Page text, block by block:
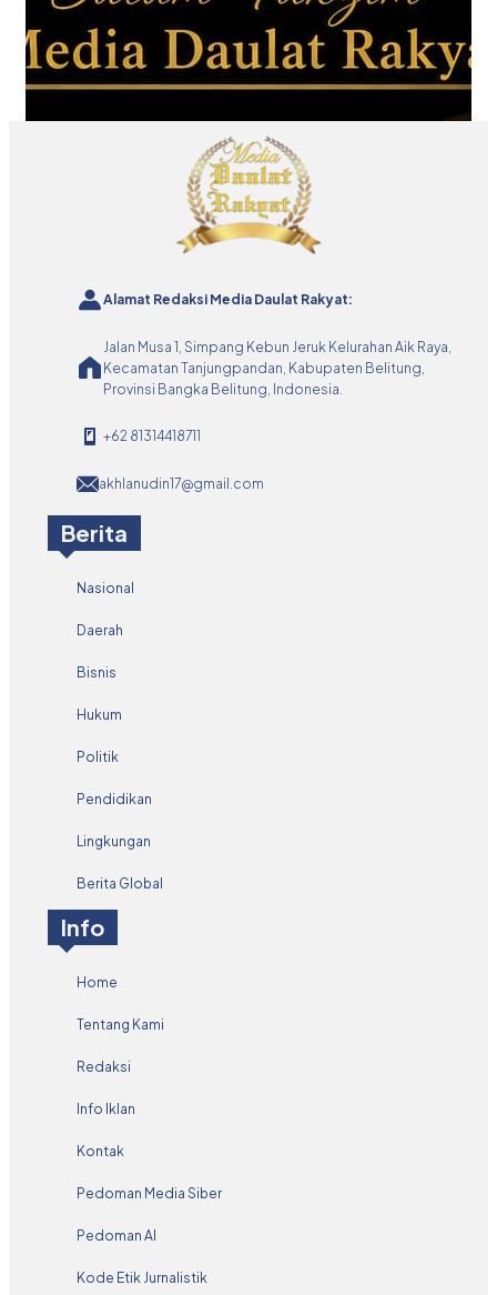
Alamat Redaksi Media Daulat Rakyat:
Jalan Musa 1, Simpang Kebun Jeruk Kelurahan Aik Raya,
Kecamatan Tanjungpandan, Kabupaten Belitung,
Provinsi Bangka Belitung, Indonesia.
+62 81314418711
akhlanudin17@gmail.com
Berita
Nasional
Daerah
Bisnis
Hukum
Politik
Pendidikan
Lingkungan
Berita Global
Info
Home
Tentang Kami
Redaksi
Info Iklan
Kontak
Pedoman Media Siber
Pedoman AI
Kode Etik Jurnalistik